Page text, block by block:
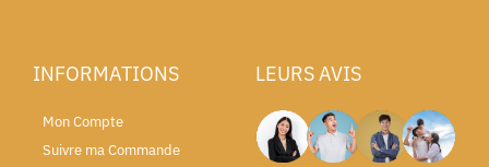
INFORMATIONS
Mon Compte
Suivre ma Commande
LEURS AVIS